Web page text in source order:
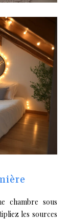
chambre sous
les sources